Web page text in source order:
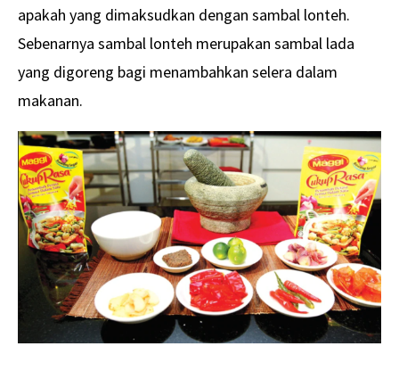
apakah yang dimaksudkan dengan sambal lonteh.
Sebenarnya sambal lonteh merupakan sambal lada
yang digoreng bagi menambahkan selera dalam
makanan.